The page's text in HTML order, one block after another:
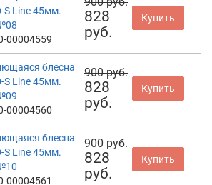
S Line 45мм.
00004559
828
руб.
Купить
блесна
S Line 45мм.
00004560
900 руб.
828
руб.
Купить
блесна
S Line 45мм.
00004561
900 руб.
828
руб.
Купить